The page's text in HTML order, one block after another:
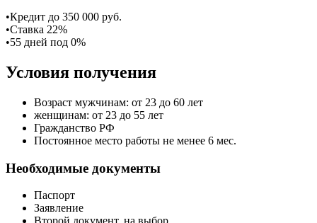
•Кредит до 350 000 руб.
•Ставка 22%
•55 дней под 0%
Условия получения
Возраст мужчинам: от 23 до 60 лет
женщинам: от 23 до 55 лет
Гражданство РФ
Постоянное место работы не менее 6 мес.
Необходимые документы
Паспорт
Заявление